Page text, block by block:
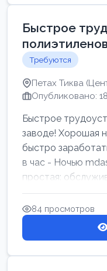
Быстрое
Требуются
Петах Тиква
Опубликовано:
Быстрое
заводе! Хорошая
быстро
в час - Ночью
простая:
84 просмотров